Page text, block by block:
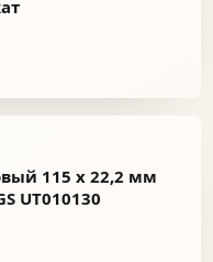
115 х 22,2 мм
UT010130